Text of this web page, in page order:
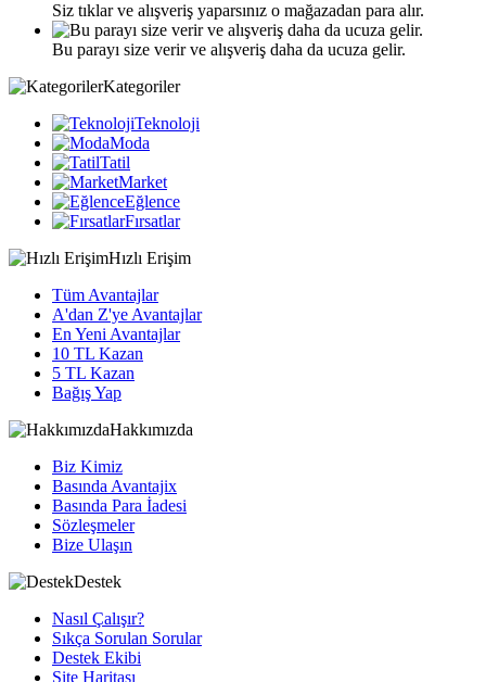
Siz tıklar ve alışveriş yaparsınız o mağazadan para alır.
Bu parayı size verir ve alışveriş daha da ucuza gelir.
Kategoriler
Teknoloji
Moda
Tatil
Market
Eğlence
Fırsatlar
Hızlı Erişim
Tüm Avantajlar
A'dan Z'ye Avantajlar
En Yeni Avantajlar
10 TL Kazan
5 TL Kazan
Bağış Yap
Hakkımızda
Biz Kimiz
Basında Avantajix
Basında Para İadesi
Sözleşmeler
Bize Ulaşın
Destek
Nasıl Çalışır?
Sıkça Sorulan Sorular
Destek Ekibi
Site Haritası